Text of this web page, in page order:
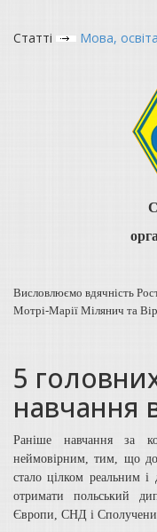
Статті Мова,
Висловлюємо вдячність
Мотрі-Марії Мілянич та
5
навчання
Раніше навчання за
неймовірним, тим, що
стало цілком реальним
отримати польський
Європи, СНД і